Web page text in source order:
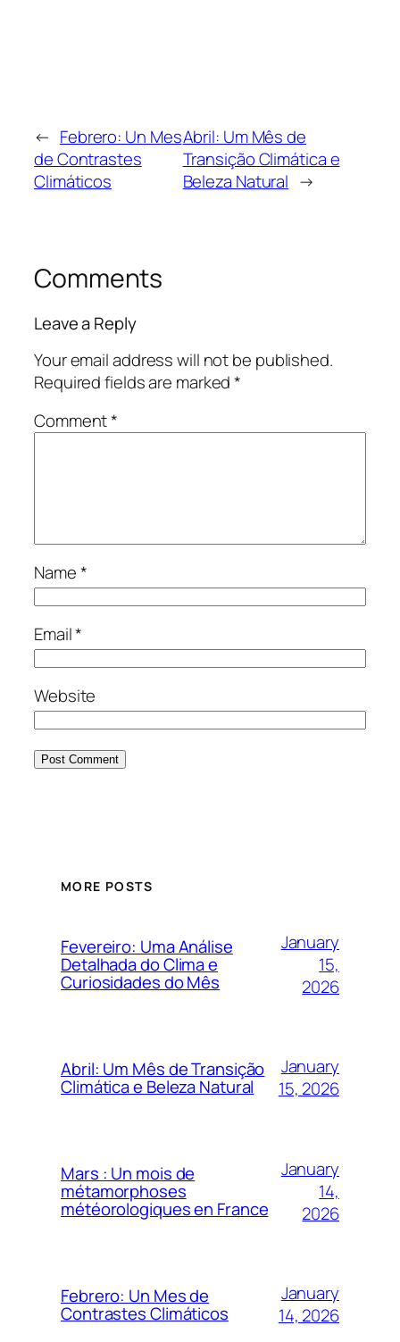
← Febrero: Un Mes
de Contrastes
Climáticos
Abril: Um Mês de
Transição Climática e
Beleza Natural →
Comments
Leave a Reply
Your email address will not be published.
Required fields are marked*
Comment*
Name*
Email*
Website
MORE POSTS
Fevereiro: Uma Análise
Detalhada do Clima e
Curiosidades do Mês
January
15,
2026
Abril: Um Mês de Transição
Climática e Beleza Natural
January
15, 2026
Mars : Un mois de
métamorphoses
météorologiques en France
January
14,
2026
Febrero: Un Mes de
Contrastes Climáticos
January
14, 2026